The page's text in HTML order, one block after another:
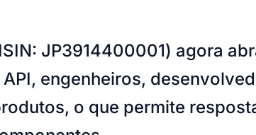
CamargosJardim EsperançaJardim GrazielaJardim
Jardim São Silvestre
do Bom JesusRecanto PhrynéaSantana de
JP3914400001) agora
engenheiros,
o que permite